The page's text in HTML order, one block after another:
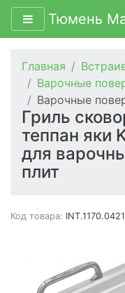
Тюмень
Главная
Варочные
Варочные
Гриль
теппан яки
для
плит
Код товара: